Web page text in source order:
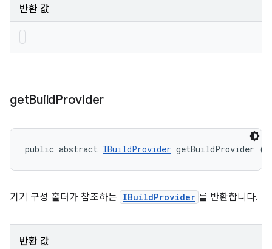
반환 값
getBuildProvider
public abstract IBuildProvider getBuildProvider ()
기기 구성 홀더가 참조하는 IBuildProvider 를 반환합니다.
반환 값